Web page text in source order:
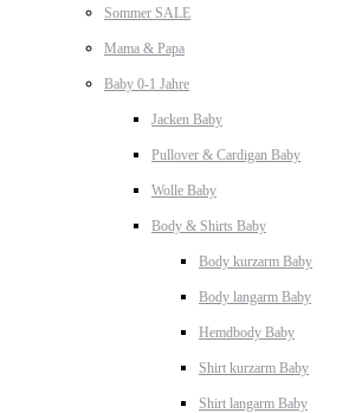
Sommer SALE
Mama & Papa
Baby 0-1 Jahre
Jacken Baby
Pullover & Cardigan Baby
Wolle Baby
Body & Shirts Baby
Body kurzarm Baby
Body langarm Baby
Hemdbody Baby
Shirt kurzarm Baby
Shirt langarm Baby